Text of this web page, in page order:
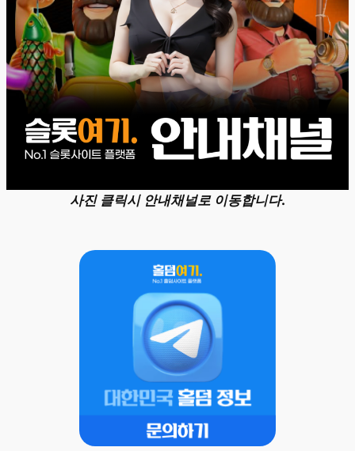
사진 클릭시 안내채널로 이동합니다.